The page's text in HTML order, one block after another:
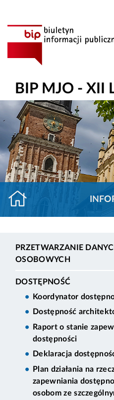
BIP MJO - XII
PRZETWARZANIE
OSOBOWYCH
DOSTĘPNOŚĆ
Koordynator
Dostępność
Raport o stanie
dostępności
Deklaracja
Plan działania na
zapewniania
osobom ze